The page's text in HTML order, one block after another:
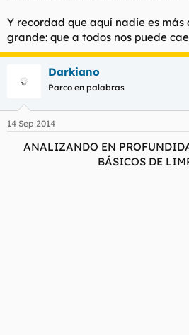
Y recordad que aquí nadie es más
grande: que a todos nos puede
Darkiano
Parco en palabras
14 Sep 2014
ANALIZANDO EN
BÁSICOS DE